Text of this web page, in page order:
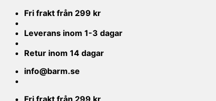
Skip
content
Fri frakt från 299 kr
Leverans inom 1-3 dagar
Retur inom 14 dagar
info@barm.se
Fri frakt från 299 kr